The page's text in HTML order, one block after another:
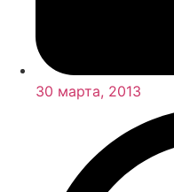
30 марта, 2013